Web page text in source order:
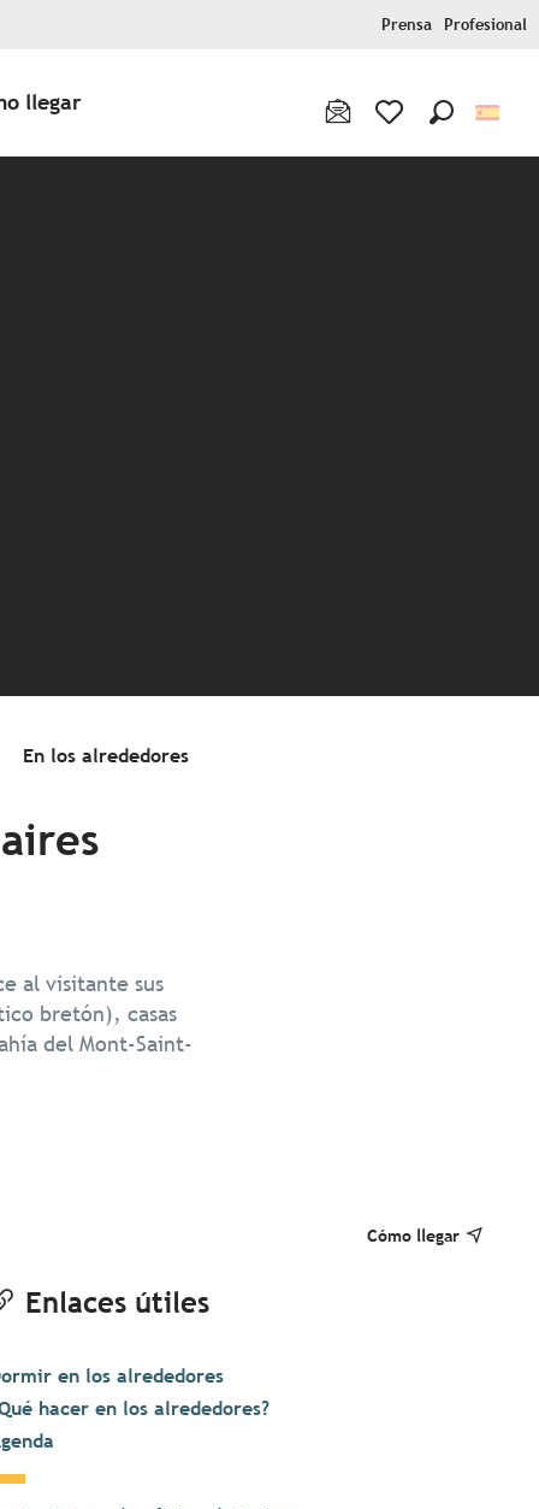
Prensa Profesional
llegar
Cómo llegar
favoris
En los alrededores
al visitante sus
bretón), casas
del Mont-Saint-
Enlaces útiles
en los alrededores
hacer en los alrededores?